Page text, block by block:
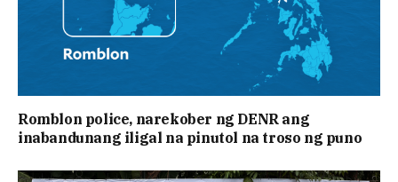
Romblon police, narekober ng DENR ang
inabandunang iligal na pinutol na troso ng puno